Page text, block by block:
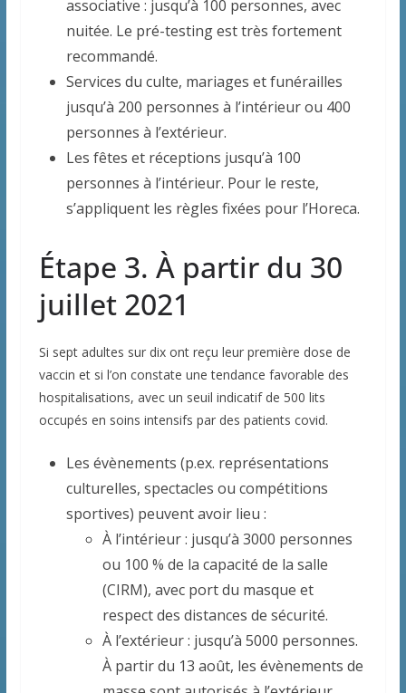
associative : jusqu’à 100 personnes, avec
nuitée. Le pré-testing est très fortement
recommandé.
Services du culte, mariages et funérailles
jusqu’à 200 personnes à l’intérieur ou 400
personnes à l’extérieur.
Les fêtes et réceptions jusqu’à 100
personnes à l’intérieur. Pour le reste,
s’appliquent les règles fixées pour l’Horeca.
Étape 3. À partir du 30
juillet 2021
Si sept adultes sur dix ont reçu leur première dose de
vaccin et si l’on constate une tendance favorable des
hospitalisations, avec un seuil indicatif de 500 lits
occupés en soins intensifs par des patients covid.
Les évènements (p.ex. représentations
culturelles, spectacles ou compétitions
sportives) peuvent avoir lieu :
À l’intérieur : jusqu’à 3000 personnes
ou 100 % de la capacité de la salle
(CIRM), avec port du masque et
respect des distances de sécurité.
À l’extérieur : jusqu’à 5000 personnes.
À partir du 13 août, les évènements de